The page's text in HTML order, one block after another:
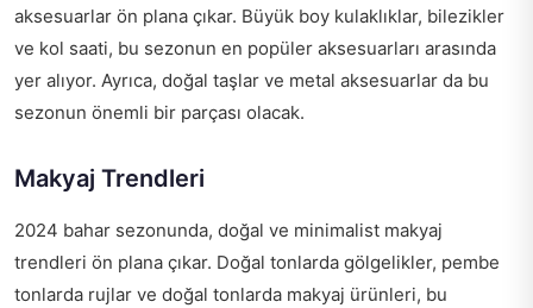
aksesuarlar ön plana çıkar. Büyük boy kulaklıklar, bilezikler
ve kol saati, bu sezonun en popüler aksesuarları arasında
yer alıyor. Ayrıca, doğal taşlar ve metal aksesuarlar da bu
sezonun önemli bir parçası olacak.
Makyaj Trendleri
2024 bahar sezonunda, doğal ve minimalist makyaj
trendleri ön plana çıkar. Doğal tonlarda gölgelikler, pembe
tonlarda rujlar ve doğal tonlarda makyaj ürünleri, bu